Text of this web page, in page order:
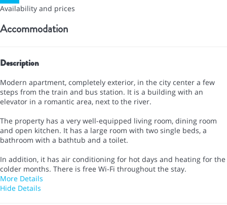
Availability and prices
Accommodation
Description
Modern apartment, completely exterior, in the city center a few
steps from the train and bus station. It is a building with an
elevator in a romantic area, next to the river.
The property has a very well-equipped living room, dining room
and open kitchen. It has a large room with two single beds, a
bathroom with a bathtub and a toilet.
In addition, it has air conditioning for hot days and heating for the
colder months. There is free Wi-Fi throughout the stay.
More Details
Hide Details